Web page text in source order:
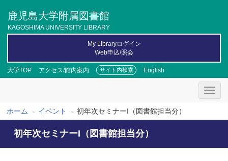
ツ
鹿児島大学附属図書館
KAGOSHIMA UNIVERSITY LIBRARY
大学TOP アクセス/館内案内 サイト内検索 English
My Libraryログイン
Web申込/照会
パ
ン
ホーム イベント 初年次セミナーI（図書館担当分）
初年次セミナーI（図書館担当分）